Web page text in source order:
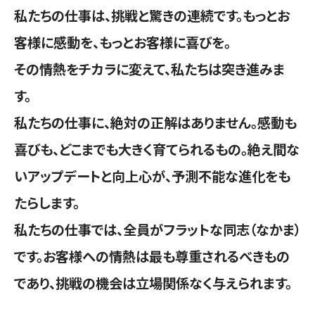
私たちの仕事は、挑戦と驚きの連続です。もっとお
客様に感動を、もっとお客様に喜びを。
その情熱をチカラに変えて、私たちは突き進みま
す。
私たちの仕事に、絶対の正解はありません。感動も
喜びも、どこまでも大きく育てられるもの。絶え間な
いアップデートと向上心が、予測不能な進化をも
たらします。
私たちの仕事では、全員がフラットな同志（なかま）
です。お客様への情熱は最も尊重されるべきもの
であり、挑戦の機会は立場関係なく与えられます。